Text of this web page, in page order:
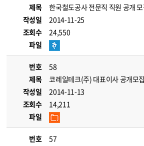
제목
한국철도공사 전문직 직원 공개
작성일
2014-11-25
조회수
24,550
파일
번호
58
제목
코레일테크(주) 대표이사 공개모
작성일
2014-11-13
조회수
14,211
파일
번호
57